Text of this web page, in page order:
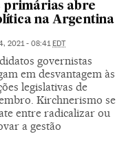
primárias abre
na Argentina
2021 - 08:41EDT
governistas
em desvantagem às
legislativas de
Kirchnerismo se
entre radicalizar ou
a gestão